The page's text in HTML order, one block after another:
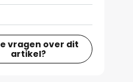
vragen over dit
artikel?